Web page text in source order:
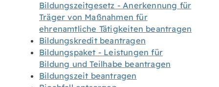
Bildungszeitgesetz - Anerkennung für
Träger von Maßnahmen für
ehrenamtliche Tätigkeiten beantragen
Bildungskredit beantragen
Bildungspaket - Leistungen für
Bildung und Teilhabe beantragen
Bildungszeit beantragen